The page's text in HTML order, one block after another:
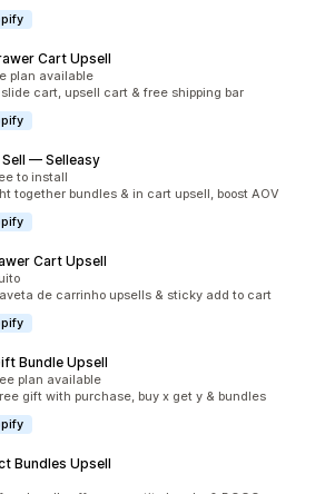
Cart Upsell
plan available
slide cart, upsell cart & free shipping bar
— Selleasy
to install
together bundles & in cart upsell, boost AOV
Cart Upsell
de carrinho upsells & sticky add to cart
Bundle Upsell
plan available
gift with purchase, buy x get y & bundles
Bundles Upsell